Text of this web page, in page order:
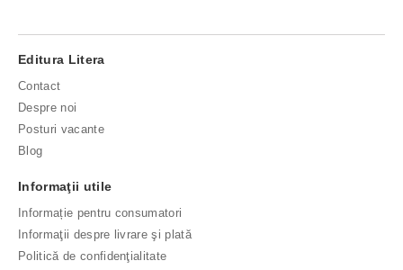
Editura Litera
Contact
Despre noi
Posturi vacante
Blog
Informaţii utile
Informație pentru consumatori
Informaţii despre livrare şi plată
Politică de confidenţialitate